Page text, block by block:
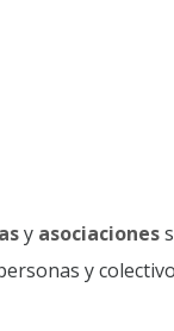
y asociaciones
y